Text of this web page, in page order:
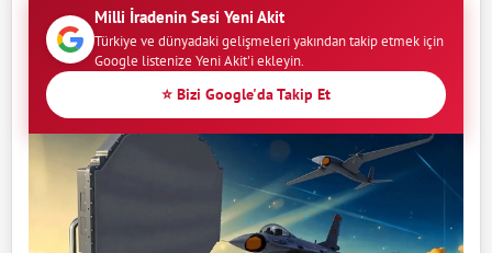
Milli İradenin Sesi Yeni Akit
Türkiye ve dünyadaki gelişmeleri yakından takip etmek için
Google listenize Yeni Akit'i ekleyin.
⭐ Bizi Google'da Takip Et